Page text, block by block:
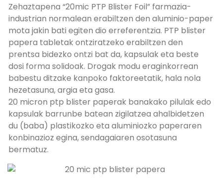
Zehaztapena “20mic PTP Blister Foil” farmazia-
industrian normalean erabiltzen den aluminio-paper
mota jakin bati egiten dio erreferentzia. PTP blister
papera tabletak ontziratzeko erabiltzen den
prentsa bidezko ontzi bat da, kapsulak eta beste
dosi forma solidoak. Drogak modu eraginkorrean
babestu ditzake kanpoko faktoreetatik, hala nola
hezetasuna, argia eta gasa.
20 micron ptp blister paperak banakako pilulak edo
kapsulak barrunbe batean zigilatzea ahalbidetzen
du (baba) plastikozko eta aluminiozko paperaren
konbinazioz egina, sendagaiaren osotasuna
bermatuz.